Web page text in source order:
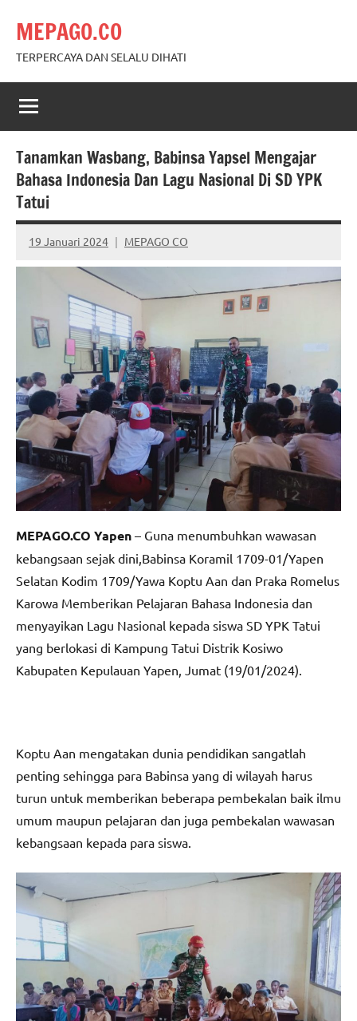
content
MEPAGO.CO
TERPERCAYA DAN SELALU DIHATI
Tanamkan Wasbang, Babinsa Yapsel Mengajar
Bahasa Indonesia Dan Lagu Nasional Di SD YPK
Tatui
19 Januari 2024 MEPAGO CO
No
comments
MEPAGO.CO Yapen – Guna menumbuhkan wawasan
kebangsaan sejak dini,Babinsa Koramil 1709-01/Yapen
Selatan Kodim 1709/Yawa Koptu Aan dan Praka Romelus
Karowa Memberikan Pelajaran Bahasa Indonesia dan
menyayikan Lagu Nasional kepada siswa SD YPK Tatui
yang berlokasi di Kampung Tatui Distrik Kosiwo
Kabupaten Kepulauan Yapen, Jumat (19/01/2024).
Koptu Aan mengatakan dunia pendidikan sangatlah
penting sehingga para Babinsa yang di wilayah harus
turun untuk memberikan beberapa pembekalan baik ilmu
umum maupun pelajaran dan juga pembekalan wawasan
kebangsaan kepada para siswa.